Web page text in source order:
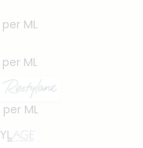
per ML
per ML
per ML